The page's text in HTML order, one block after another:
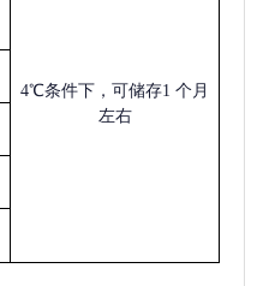
4℃条件下，可储存1 个月
左右